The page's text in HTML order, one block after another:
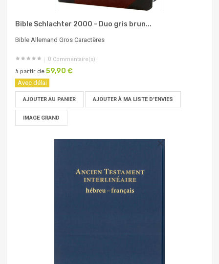
Bible Schlachter 2000 - Duo gris brun...
Bible Allemand Gros Caractères
0 Commentaire(s)
à partir de 59,90 €
Avec délai
AJOUTER AU PANIER AJOUTER À MA LISTE D'ENVIES
IMAGE GRAND